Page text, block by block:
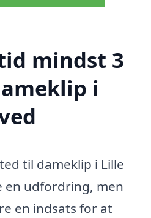
mindst 3
i
til dameklip i Lille
en udfordring, men
en indsats for at